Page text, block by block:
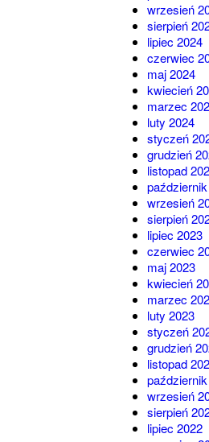
wrzesień
sierpień
lipiec 2024
czerwiec
maj 2024
kwiecień
marzec
luty 2024
styczeń
grudzień
listopad
wrzesień
sierpień
lipiec 2023
czerwiec
maj 2023
kwiecień
marzec
luty 2023
styczeń
grudzień
listopad
wrzesień
sierpień
lipiec 2022